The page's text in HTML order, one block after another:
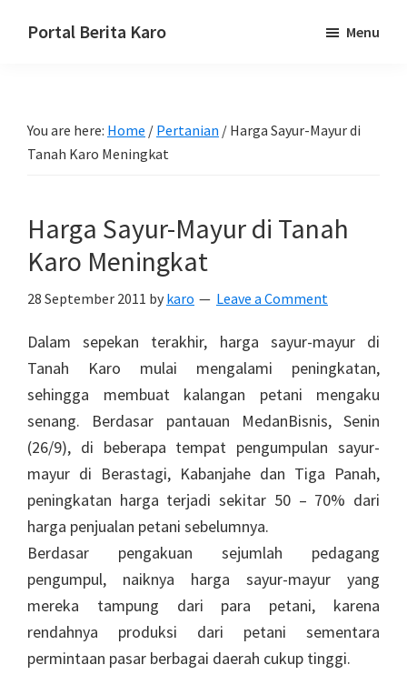
Portal Berita Karo
Karo,
sejarah
Menu
You are here: Home / Pertanian / Harga Sayur-Mayur di
Tanah Karo Meningkat
Harga Sayur-Mayur di Tanah
Karo Meningkat
28 September 2011 by karo Leave a Comment
Dalam sepekan terakhir, harga sayur-mayur di
Tanah Karo mulai mengalami peningkatan,
sehingga membuat kalangan petani mengaku
senang. Berdasar pantauan MedanBisnis, Senin
(26/9), di beberapa tempat pengumpulan sayur-
mayur di Berastagi, Kabanjahe dan Tiga Panah,
peningkatan harga terjadi sekitar 50 – 70% dari
harga penjualan petani sebelumnya.
Berdasar pengakuan sejumlah pedagang
pengumpul, naiknya harga sayur-mayur yang
mereka tampung dari para petani, karena
rendahnya produksi dari petani sementara
permintaan pasar berbagai daerah cukup tinggi.